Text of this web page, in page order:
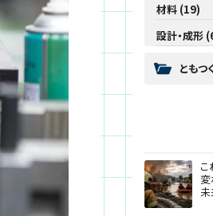
材料 (19)
設計・成形
ともつ
こ
変